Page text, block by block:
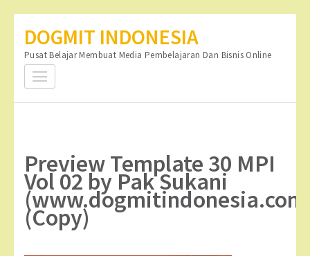
konten
(Tekan
DOGMIT INDONESIA
Pusat Belajar Membuat Media Pembelajaran Dan Bisnis Online
Preview Template 30 MPI
Vol 02 by Pak Sukani
(Copy)